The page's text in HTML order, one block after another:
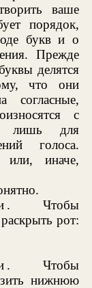
ваше
порядок,
букв и о
Прежде
делятся
что они
согласные,
с
лишь для
голоса.
или, иначе,
. Чтобы
рот:
. Чтобы
нижнюю